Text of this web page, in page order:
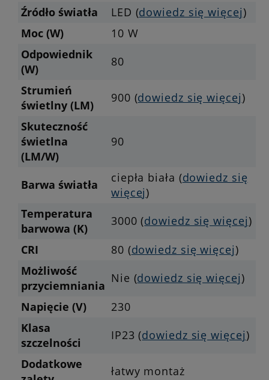
Źródło światła
LED (dowiedz się więcej)
Moc (W)
10 W
Odpowiednik
(W)
80
Strumień
świetlny (LM)
900 (dowiedz się więcej)
Skuteczność
świetlna
(LM/W)
90
Barwa światła ciepła biała (dowiedz się
więcej)
Temperatura
barwowa (K)
3000 (dowiedz się więcej)
CRI
80 (dowiedz się więcej)
Możliwość
przyciemniania
Nie (dowiedz się więcej)
Napięcie (V)
230
Klasa
szczelności
IP23 (dowiedz się więcej)
Dodatkowe
łatwy montaż